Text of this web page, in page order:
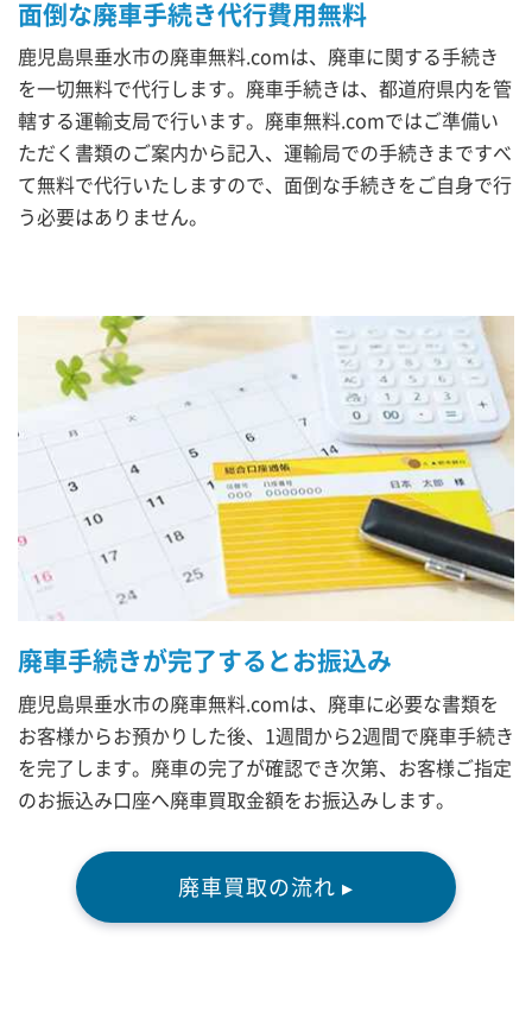
面倒な廃車手続き代行費用無料
鹿児島県垂水市の廃車無料.comは、廃車に関する手続き
を一切無料で代行します。廃車手続きは、都道府県内を管
轄する運輸支局で行います。廃車無料.comではご準備い
ただく書類のご案内から記入、運輸局での手続きまですべ
て無料で代行いたしますので、面倒な手続きをご自身で行
う必要はありません。
廃車手続きが完了するとお振込み
鹿児島県垂水市の廃車無料.comは、廃車に必要な書類を
お客様からお預かりした後、1週間から2週間で廃車手続き
を完了します。廃車の完了が確認でき次第、お客様ご指定
のお振込み口座へ廃車買取金額をお振込みします。
廃車買取の流れ ▸